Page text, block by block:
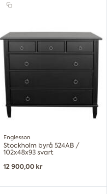
Englesson
Stockholm byrå 524AB /
102x48x93 svart
12 900,00 kr